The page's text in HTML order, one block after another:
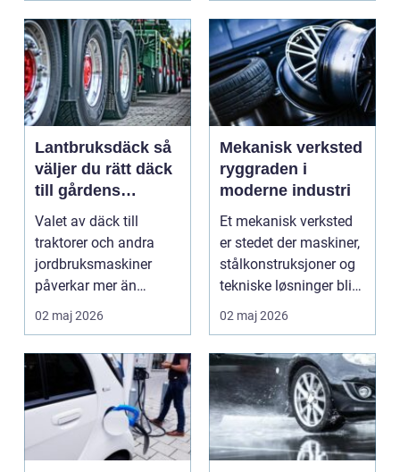
Lantbruksdäck så
väljer du rätt däck
till gårdens
maskiner
Valet av däck till
traktorer och andra
jordbruksmaskiner
påverkar mer än
många tror. Rätt däck
ger b...
02 maj 2026
Mekanisk verksted
ryggraden i
moderne industri
Et mekanisk verksted
er stedet der maskiner,
stålkonstruksjoner og
tekniske løsninger blir
holdt i g...
02 maj 2026